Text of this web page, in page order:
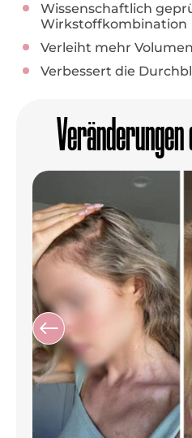
Wissenschaftlich
Wirkstoffkombination
Verleiht mehr Volumen
Verbessert die